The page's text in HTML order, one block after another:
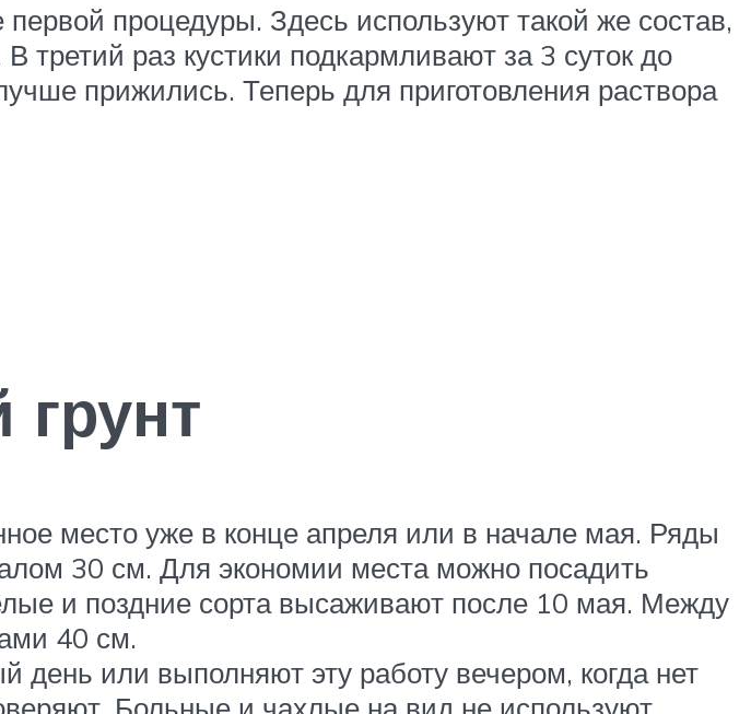
процедуры. Здесь используют такой же состав,
третий раз кустики подкармливают за 3 суток до
прижились. Теперь для приготовления раствора
место уже в конце апреля или в начале мая. Ряды
30 см. Для экономии места можно посадить
и поздние сорта высаживают после 10 мая. Между
40 см.
или выполняют эту работу вечером, когда нет